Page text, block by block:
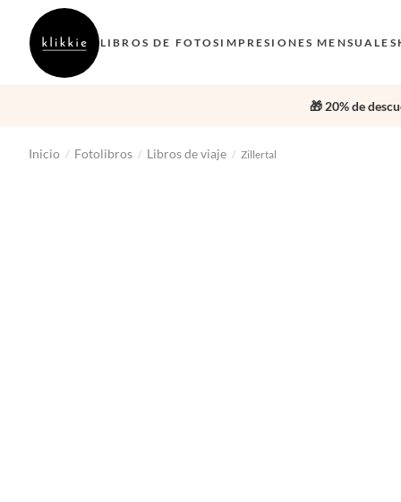
LIBROS DE FOTOS IMPRESIONES MENSUALES
🎁 20% de
Inicio / Fotolibros / Libros de viaje / Zillertal